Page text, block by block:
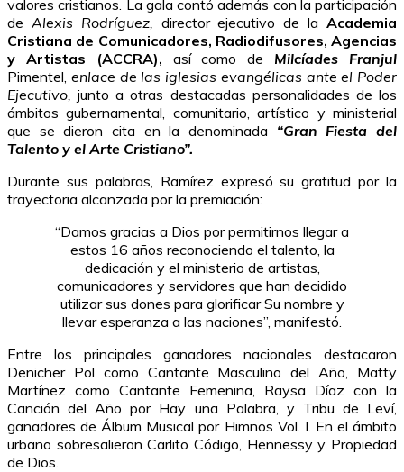
valores cristianos. La gala contó además con la participación
de Alexis Rodríguez, director ejecutivo de laAcademia
Cristiana de Comunicadores, Radiodifusores, Agencias
y Artistas (ACCRA), así como de Milcíades Franjul
Pimentel, enlace de las iglesias evangélicas ante el Poder
Ejecutivo, junto a otras destacadas personalidades de los
ámbitos gubernamental, comunitario, artístico y ministerial
que se dieron cita en la denominada “Gran Fiesta del
Talento y el Arte Cristiano”.
Durante sus palabras, Ramírez expresó su gratitud por la
trayectoria alcanzada por la premiación:
“Damos gracias a Dios por permitirnos llegar a
estos 16 años reconociendo el talento, la
dedicación y el ministerio de artistas,
comunicadores y servidores que han decidido
utilizar sus dones para glorificar Su nombre y
llevar esperanza a las naciones”, manifestó.
Entre los principales ganadores nacionales destacaron
Denicher Pol como Cantante Masculino del Año, Matty
Martínez como Cantante Femenina, Raysa Díaz con la
Canción del Año por Hay una Palabra, y Tribu de Leví,
ganadores de Álbum Musical por Himnos Vol. I. En el ámbito
urbano sobresalieron Carlito Código, Hennessy y Propiedad
de Dios.